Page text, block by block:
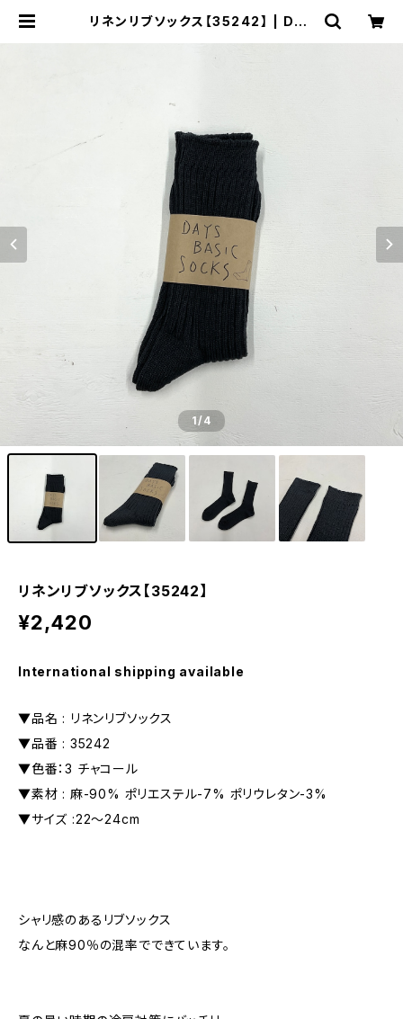
リネンリブソックス【35242】 | DAY
1/4
リネンリブソックス【35242】
¥2,420
International shipping available
▼品名 : リネンリブソックス
▼品番 : 35242
▼色番：3 チャコール
▼素材 : 麻-90% ポリエステル-7% ポリウレタン-3%
▼サイズ :22〜24cm
シャリ感のあるリブソックス
なんと麻90％の混率でできています。